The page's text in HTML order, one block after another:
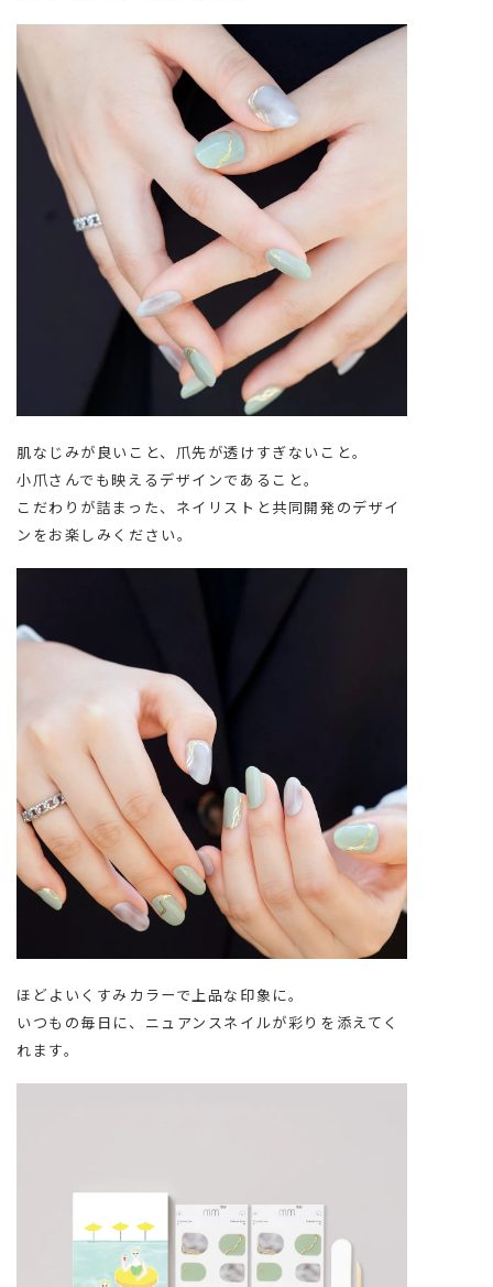
肌なじみが良いこと、爪先が透けすぎないこと。
小爪さんでも映えるデザインであること。
こだわりが詰まった、ネイリストと共同開発のデザイ
ンをお楽しみください。
ほどよいくすみカラーで上品な印象に。
いつもの毎日に、ニュアンスネイルが彩りを添えてく
れます。